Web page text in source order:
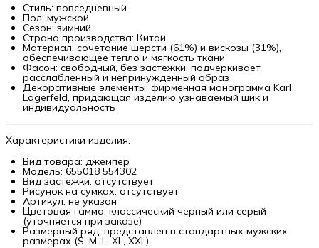
Стиль: повседневный
Пол: мужской
Сезон: зимний
Страна производства: Китай
Материал: сочетание шерсти (61%) и вискозы (31%),
обеспечивающее тепло и мягкость ткани
Фасон: свободный, без застежки, подчеркивает
расслабленный и непринужденный образ
Декоративные элементы: фирменная монограмма Karl
Lagerfeld, придающая изделию узнаваемый шик и
индивидуальность
Характеристики изделия:
Вид товара: джемпер
Модель: 655018 554302
Вид застежки: отсутствует
Рисунок на сумках: отсутствует
Артикул: не указан
Цветовая гамма: классический черный или серый
(уточняется при заказе)
Размерный ряд: представлен в стандартных мужских
размерах (S, M, L, XL, XXL)